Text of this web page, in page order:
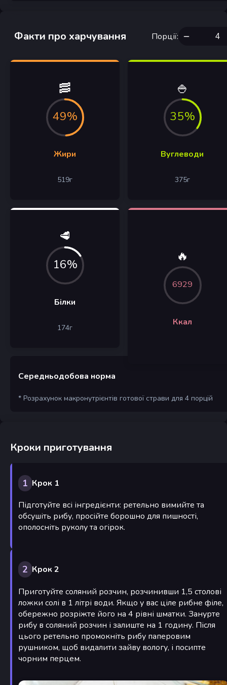
Факти про харчування Порції:
🥓
49%
Жири
519г
🍚
35%
Вуглеводи
375г
🥩
16%
Білки
174г
🔥
6929
Ккал
Середньодобова норма
* Розрахунок макронутрієнтів готової страви для 4 порцій
Кроки приготування
1 Крок 1
Підготуйте всі інгредієнти: ретельно вимийте та
обсушіть рибу, просійте борошно для пишності,
ополосніть руколу та огірок.
2 Крок 2
Приготуйте соляний розчин, розчинивши 1,5 столові
ложки солі в 1 літрі води. Якщо у вас ціле рибне філе,
обережно розріжте його на 4 рівні шматки. Занурте
рибу в соляний розчин і залиште на 1 годину. Після
цього ретельно промокніть рибу паперовим
рушником, щоб видалити зайву вологу, і посипте
чорним перцем.